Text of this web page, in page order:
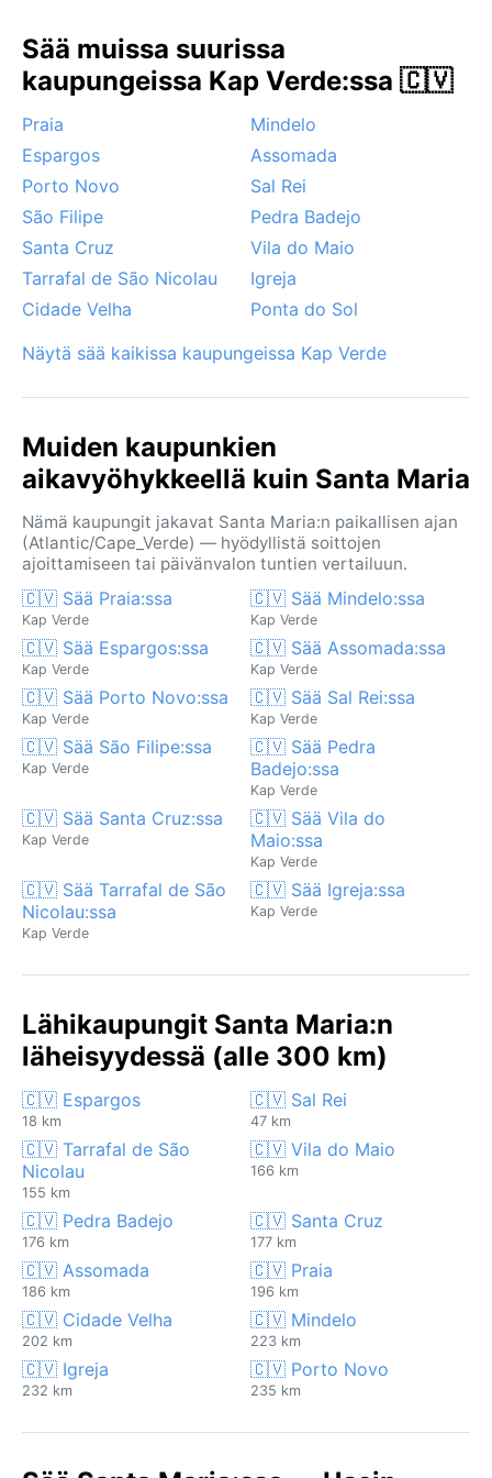
sillä UV-säteily on voimakasta ympäri vuoden.
Paras aika vierailla sään kannalta on marraskuusta
kesäkuuhun, jolloin sateita ei juuri ole ja lämpötila on
miellyttävä. Heinä–lokakuussa saattaa esiintyä
harmattan-tuulen tuomaa Saharan pölyä, joka
himmentää auringon ja tuo hieman epämukavuutta
hengitysteille. Santa Maria ei ole koskaan
korkeat aallot voivat yllättää talvikuukausina. Ilmiöt
ovat kuitenkin harvinaisia – useimmiten täällä paistaa
aurinko ja tuuli puhaltaa tasaisena, luoden täydelliset
Sää muissa suurissa
kaupungeissa Kap Verde:ssa 🇨🇻
Praia
Mindelo
Espargos
Assomada
Porto Novo
Sal Rei
São Filipe
Pedra Badejo
Santa Cruz
Vila do Maio
Tarrafal de São Nicolau
Igreja
Cidade Velha
Ponta do Sol
Näytä sää kaikissa kaupungeissa Kap Verde
Muiden kaupunkien
aikavyöhykkeellä kuin Santa Maria
Nämä kaupungit jakavat Santa Maria:n paikallisen ajan
(Atlantic/Cape_Verde) — hyödyllistä soittojen
ajoittamiseen tai päivänvalon tuntien vertailuun.
🇨🇻 Sää Praia:ssa
Kap Verde
🇨🇻 Sää Mindelo:ssa
Kap Verde
🇨🇻 Sää Espargos:ssa
Kap Verde
🇨🇻 Sää Assomada:ssa
Kap Verde
🇨🇻 Sää Porto Novo:ssa
Kap Verde
🇨🇻 Sää Sal Rei:ssa
Kap Verde
🇨🇻 Sää São Filipe:ssa
Kap Verde
🇨🇻 Sää Pedra
Badejo:ssa
Kap Verde
🇨🇻 Sää Santa Cruz:ssa
Kap Verde
🇨🇻 Sää Vila do
Maio:ssa
Kap Verde
🇨🇻 Sää Tarrafal de São
Nicolau:ssa
Kap Verde
🇨🇻 Sää Igreja:ssa
Kap Verde
Lähikaupungit Santa Maria:n
läheisyydessä (alle 300 km)
🇨🇻 Espargos
18 km
🇨🇻 Sal Rei
47 km
🇨🇻 Tarrafal de São
Nicolau
155 km
🇨🇻 Vila do Maio
166 km
🇨🇻 Pedra Badejo
176 km
🇨🇻 Santa Cruz
177 km
🇨🇻 Assomada
186 km
🇨🇻 Praia
196 km
🇨🇻 Cidade Velha
202 km
🇨🇻 Mindelo
223 km
🇨🇻 Igreja
232 km
🇨🇻 Porto Novo
235 km